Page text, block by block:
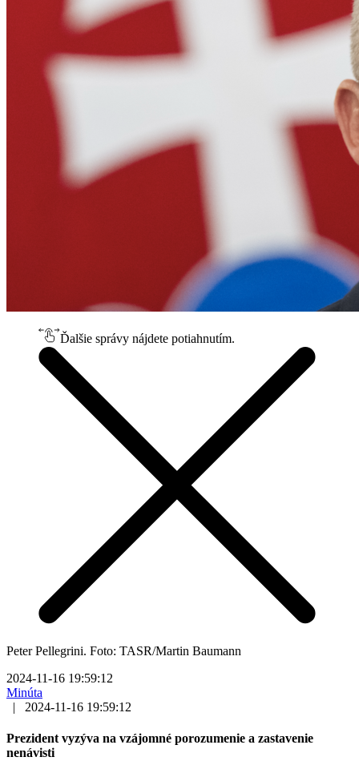
Ďalšie správy nájdete potiahnutím.
Peter Pellegrini. Foto: TASR/Martin Baumann
2024-11-16 19:59:12
Minúta
|
2024-11-16 19:59:12
Prezident vyzýva na vzájomné porozumenie a zastavenie
nenávisti